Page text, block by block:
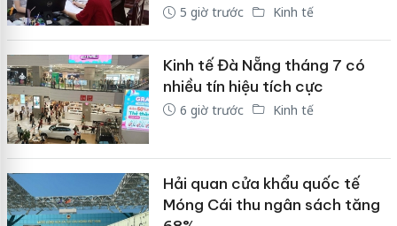
5 giờ trước Kinh tế
Kinh tế Đà Nẵng tháng 7 có
nhiều tín hiệu tích cực
6 giờ trước Kinh tế
Hải quan cửa khẩu quốc tế
Móng Cái thu ngân sách tăng